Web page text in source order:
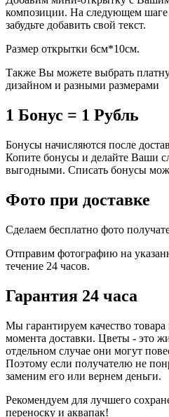
композиции. На следующем шаге
забудьте добавить свой текст.
Размер открытки 6см*10см.
Также Вы можете выбрать
дизайном и разными размерами
1 Бонус = 1 Рубль
Бонусы начисляются после
Копите бонусы и делайте Ваши
выгодными. Списать бонусы
Фото при доставке
Сделаем бесплатно фото
Отправим фотографию на
течение 24 часов.
Гарантия 24 часа
Мы гарантируем качество товара
момента доставки. Цветы - это
отдельном случае они могут
Поэтому если получателю не
заменим его или вернем деньги.
Рекомендуем для лучшего
переноску и аквапак!